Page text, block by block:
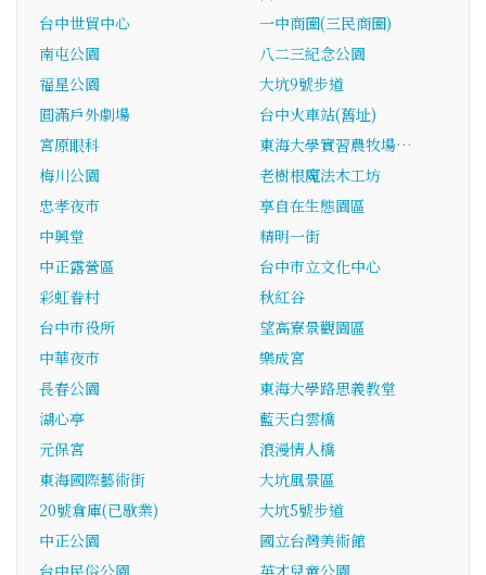
台中世貿中心
一中商圈(三民商圈)
南屯公園
八二三紀念公園
福星公園
大坑9號步道
圓滿戶外劇場
台中火車站(舊址)
宮原眼科
東海大學實習農牧場…
梅川公園
老樹根魔法木工坊
忠孝夜市
享自在生態園區
中興堂
精明一街
中正露營區
台中市立文化中心
彩虹眷村
秋紅谷
台中市役所
望高寮景觀園區
中華夜市
樂成宮
長春公園
東海大學路思義教堂
湖心亭
藍天白雲橋
元保宮
浪漫情人橋
東海國際藝術街
大坑風景區
20號倉庫(已歇業)
大坑5號步道
中正公園
國立台灣美術館